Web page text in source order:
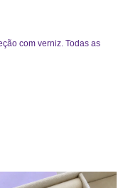
com verniz. Todas as